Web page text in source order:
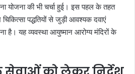
योजना की भी चर्चा हुई। इस पहल के तहत
पद्धतियों से जुड़ी आवश्यक दवाएं
है। यह व्यवस्था आयुष्मान आरोग्य मंदिरों के